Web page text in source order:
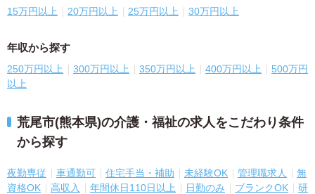
15万円以上 20万円以上 25万円以上 30万円以上
年収から探す
250万円以上 300万円以上 350万円以上 400万円以上
500万円
以上
荒尾市(熊本県)の介護・福祉の求人をこだわり条件
から探す
夜勤専従 車通勤可 住宅手当・補助 未経験OK 管理職求人
無
資格OK
高収入 年間休日110日以上 日勤のみ ブランクOK
研